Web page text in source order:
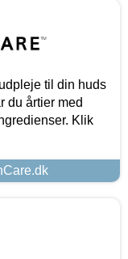
til din huds
du årtier med
Klik